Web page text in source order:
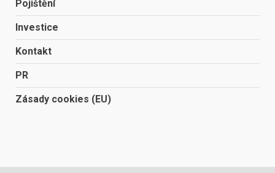
Pojištění
Investice
Kontakt
PR
Zásady cookies (EU)